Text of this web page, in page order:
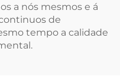
a nós mesmos e á
de
tempo a calidade